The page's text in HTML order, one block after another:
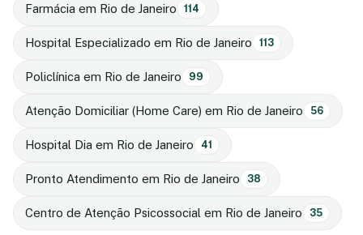
Farmácia em Rio de Janeiro 114
Hospital Especializado em Rio de Janeiro 113
Policlínica em Rio de Janeiro 99
Atenção Domiciliar (Home Care) em Rio de Janeiro 56
Hospital Dia em Rio de Janeiro 41
Pronto Atendimento em Rio de Janeiro 38
Centro de Atenção Psicossocial em Rio de Janeiro 35